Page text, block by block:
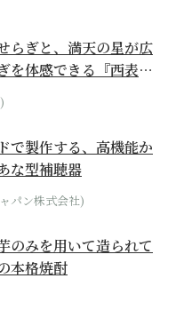
らぎと、満天の星が広
を体感できる『西表島
で製作する、高機能か
な型補聴器
パン株式会社)
のみを用いて造られて
本格焼酎